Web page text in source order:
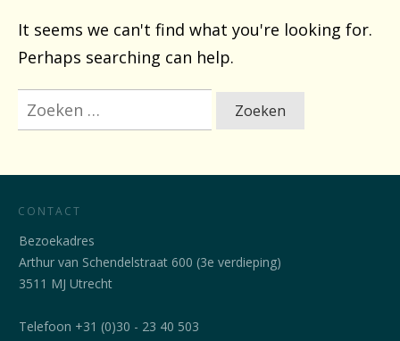
It seems we can't find what you're looking for.
Perhaps searching can help.
Zoeken
naar:
CONTACT
Bezoekadres
Arthur van Schendelstraat 600 (3e verdieping)
3511 MJ Utrecht
Telefoon +31 (0)30 - 23 40 503